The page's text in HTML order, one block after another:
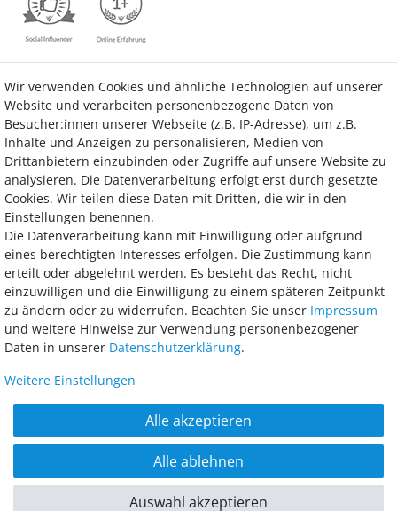
Vertrag widerrufen Kontakt
Bezahlung
Wir bieten Ihnen viele Möglichkeiten einer sicheren und bequemen
Bezahlung.
Widerrufsrecht Datenschutz
Barrierefreiheitserklärung
© 2018 - 2026 McGarden24 GmbH / Alle Rechte vorbehalten. Alle Preise inkl.
MwSt. und zzgl. Versandkosten. **Gilt für Lieferungen innerhalb
Wir verwenden Cookies und ähnliche Technologien auf unserer
Website und verarbeiten personenbezogene Daten von
Besucher:innen unserer Webseite (z.B. IP-Adresse), um z.B.
Inhalte und Anzeigen zu personalisieren, Medien von
Drittanbietern einzubinden oder Zugriffe auf unsere Website zu
analysieren. Die Datenverarbeitung erfolgt erst durch gesetzte
Cookies. Wir teilen diese Daten mit Dritten, die wir in den
Einstellungen benennen.
Die Datenverarbeitung kann mit Einwilligung oder aufgrund
eines berechtigten Interesses erfolgen. Die Zustimmung kann
erteilt oder abgelehnt werden. Es besteht das Recht, nicht
einzuwilligen und die Einwilligung zu einem späteren Zeitpunkt
zu ändern oder zu widerrufen. Beachten Sie unser Impressum
und weitere Hinweise zur Verwendung personenbezogener
Daten in unserer Daten­schutz­erklärung.
Weitere Einstellungen
Alle akzeptieren
Alle ablehnen
Auswahl akzeptieren